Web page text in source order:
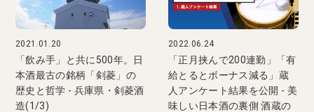
2021.01.20
「飲み手」と共に500年。日
本酒最古の銘柄「剣菱」の
歴史と哲学 - 兵庫県・剣菱酒
造(1/3)
2022.06.24
「正月挟んで200連勤」「有
給とるとボーナス減る」蔵
人アンケート結果を公開 - 美
味しい日本酒の裏側 酒蔵の